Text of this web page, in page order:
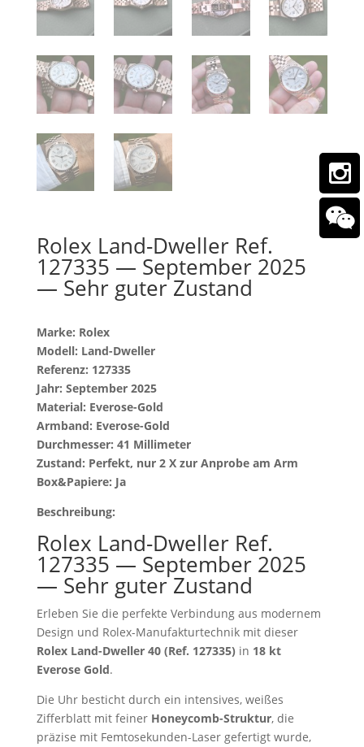
Rolex Land-Dweller Ref.
127335 — September 2025
— Sehr guter Zustand
Marke: Rolex
Modell: Land-Dweller
Referenz: 127335
Jahr: September 2025
Material: Everose-Gold
Armband: Everose-Gold
Durchmesser: 41 Millimeter
Zustand: Perfekt, nur 2 X zur Anprobe am Arm
Box&Papiere: Ja
Beschreibung:
Rolex Land-Dweller Ref.
127335 — September 2025
— Sehr guter Zustand
Erleben Sie die perfekte Verbindung aus modernem
Design und Rolex-Manufakturtechnik mit dieser
Rolex Land-Dweller 40 (Ref. 127335) in 18 kt
Everose Gold.
Die Uhr besticht durch ein intensives, weißes
Zifferblatt mit feiner Honeycomb-Struktur, die
präzise mit Femtosekunden-Laser gefertigt wurde,